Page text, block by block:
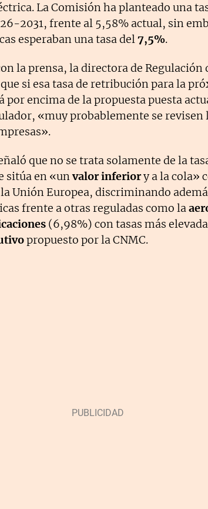
La Comisión ha planteado una
2031, frente al 5,58% actual, sin
esperaban una tasa del7,5%.
la prensa, la directora de Regulación
si esa tasa de retribución para la
por encima de la propuesta puesta
«muy probablemente se revisen
que no se trata solamente de la
sitúa en «unvalor inferiory a la cola»
Unión Europea, discriminando
frente a otras reguladas como la
(6,98%) con tasas más
propuesto por la CNMC.